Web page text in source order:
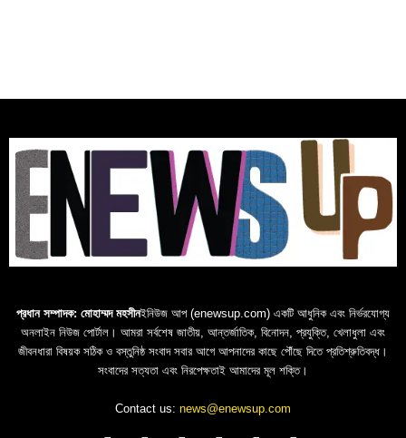
প্রধান সম্পাদক: মোহাম্মদ মহসীনইনিউজ আপ (enewsup.com) একটি আধুনিক এবং নির্ভরযোগ্য
অনলাইন নিউজ পোর্টাল। আমরা সর্বশেষ জাতীয়, আন্তর্জাতিক, বিনোদন, প্রযুক্তি, খেলাধুলা এবং
জীবনধারা বিষয়ক সঠিক ও বস্তুনিষ্ঠ সংবাদ সবার আগে আপনাদের কাছে পৌঁছে দিতে প্রতিশ্রুতিবদ্ধ।
সংবাদের সত্যতা এবং নিরপেক্ষতাই আমাদের মূল শক্তি।
Contact us: news@enewsup.com